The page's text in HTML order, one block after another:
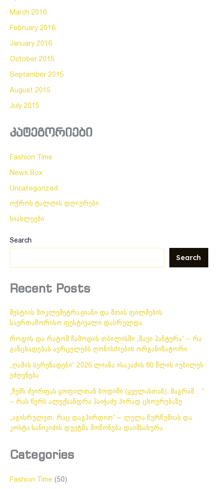
March 2016
February 2016
January 2016
October 2015
September 2015
August 2015
July 2015
კატეგორიები
Fashion Time
News Box
Uncategorized
ოქროს ტალღის დღიურები
სიახლეები
Search
Search
Recent Posts
მესტიის მოკლემეტრაჟიანი და მთის ფილმების
საერთაშორისო ფესტივალი დასრულდა
როდის და რატომ ჩამოდის თბილისში „შავი პანტერა“ – რა
განცხადებას ავრცელებს ღონისძიების ორგანიზატორი
„ღამის სერენადები“ 2026 ლიანა ისაკაძის 80 წლის იუბილეს
ეძღვნება
„ჩემს ძვირფას ყოფილთან ბოდიში (ყველასთან), მაგრამ…“
– რას წერს ალექსანდრა პაიჭაძე პირად ცხოვრებაზე
„აგისრულეთ, რაც დაგპირდით“ – ლელა წურწუმიას და
კოსტა სანიკიძის დუეტმა მოწონება დაიმსახურა
Categories
Fashion Time (50)